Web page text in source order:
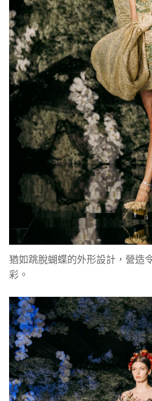
猶如跳脫蝴蝶的外形設計，營造
彩。